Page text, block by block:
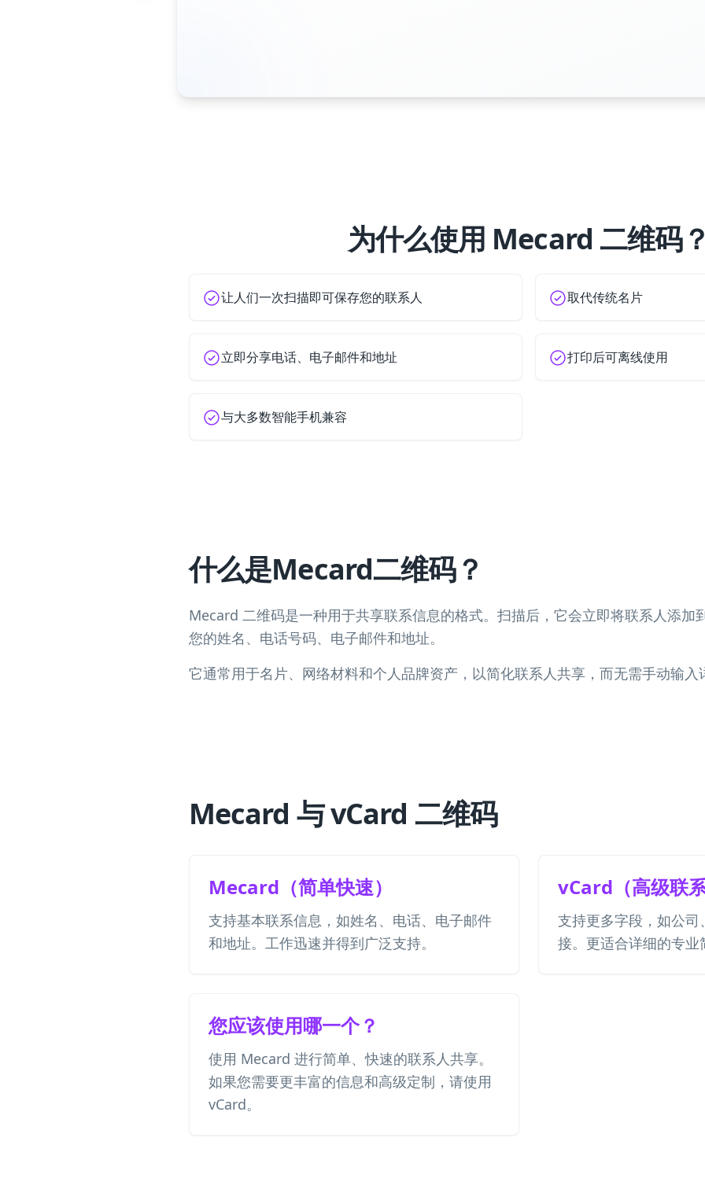
为什么使用 Mecard 二维码
让人们一次扫描即可保存您的联系人 取代传统名片
立即分享电话、电子邮件和地址 打印后可离线使用
与大多数智能手机兼容
什么是Mecard二维码？
Mecard 二维码是一种用于共享联系信息的格式。扫描后，它会立即将联系人添加
您的姓名、电话号码、电子邮件和地址。
它通常用于名片、网络材料和个人品牌资产，以简化联系人共享，而无需手动输入
Mecard 与 vCard 二维码
Mecard（简单快速）
支持基本联系信息，如姓名、电话、电子邮件
和地址。工作迅速并得到广泛支持。
vCard（高级联
支持更多字段，如公
接。更适合详细的专业
您应该使用哪一个？
使用 Mecard 进行简单、快速的联系人共享。
如果您需要更丰富的信息和高级定制，请使用
vCard。